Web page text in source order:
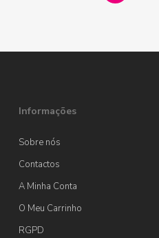
Informações
Sobre nós
Contactos
A Minha Conta
O Meu Carrinho
RGPD